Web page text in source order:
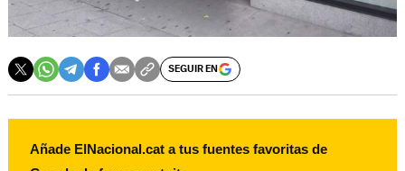
SEGUIR EN
Añade ElNacional.cat a tus fuentes favoritas de